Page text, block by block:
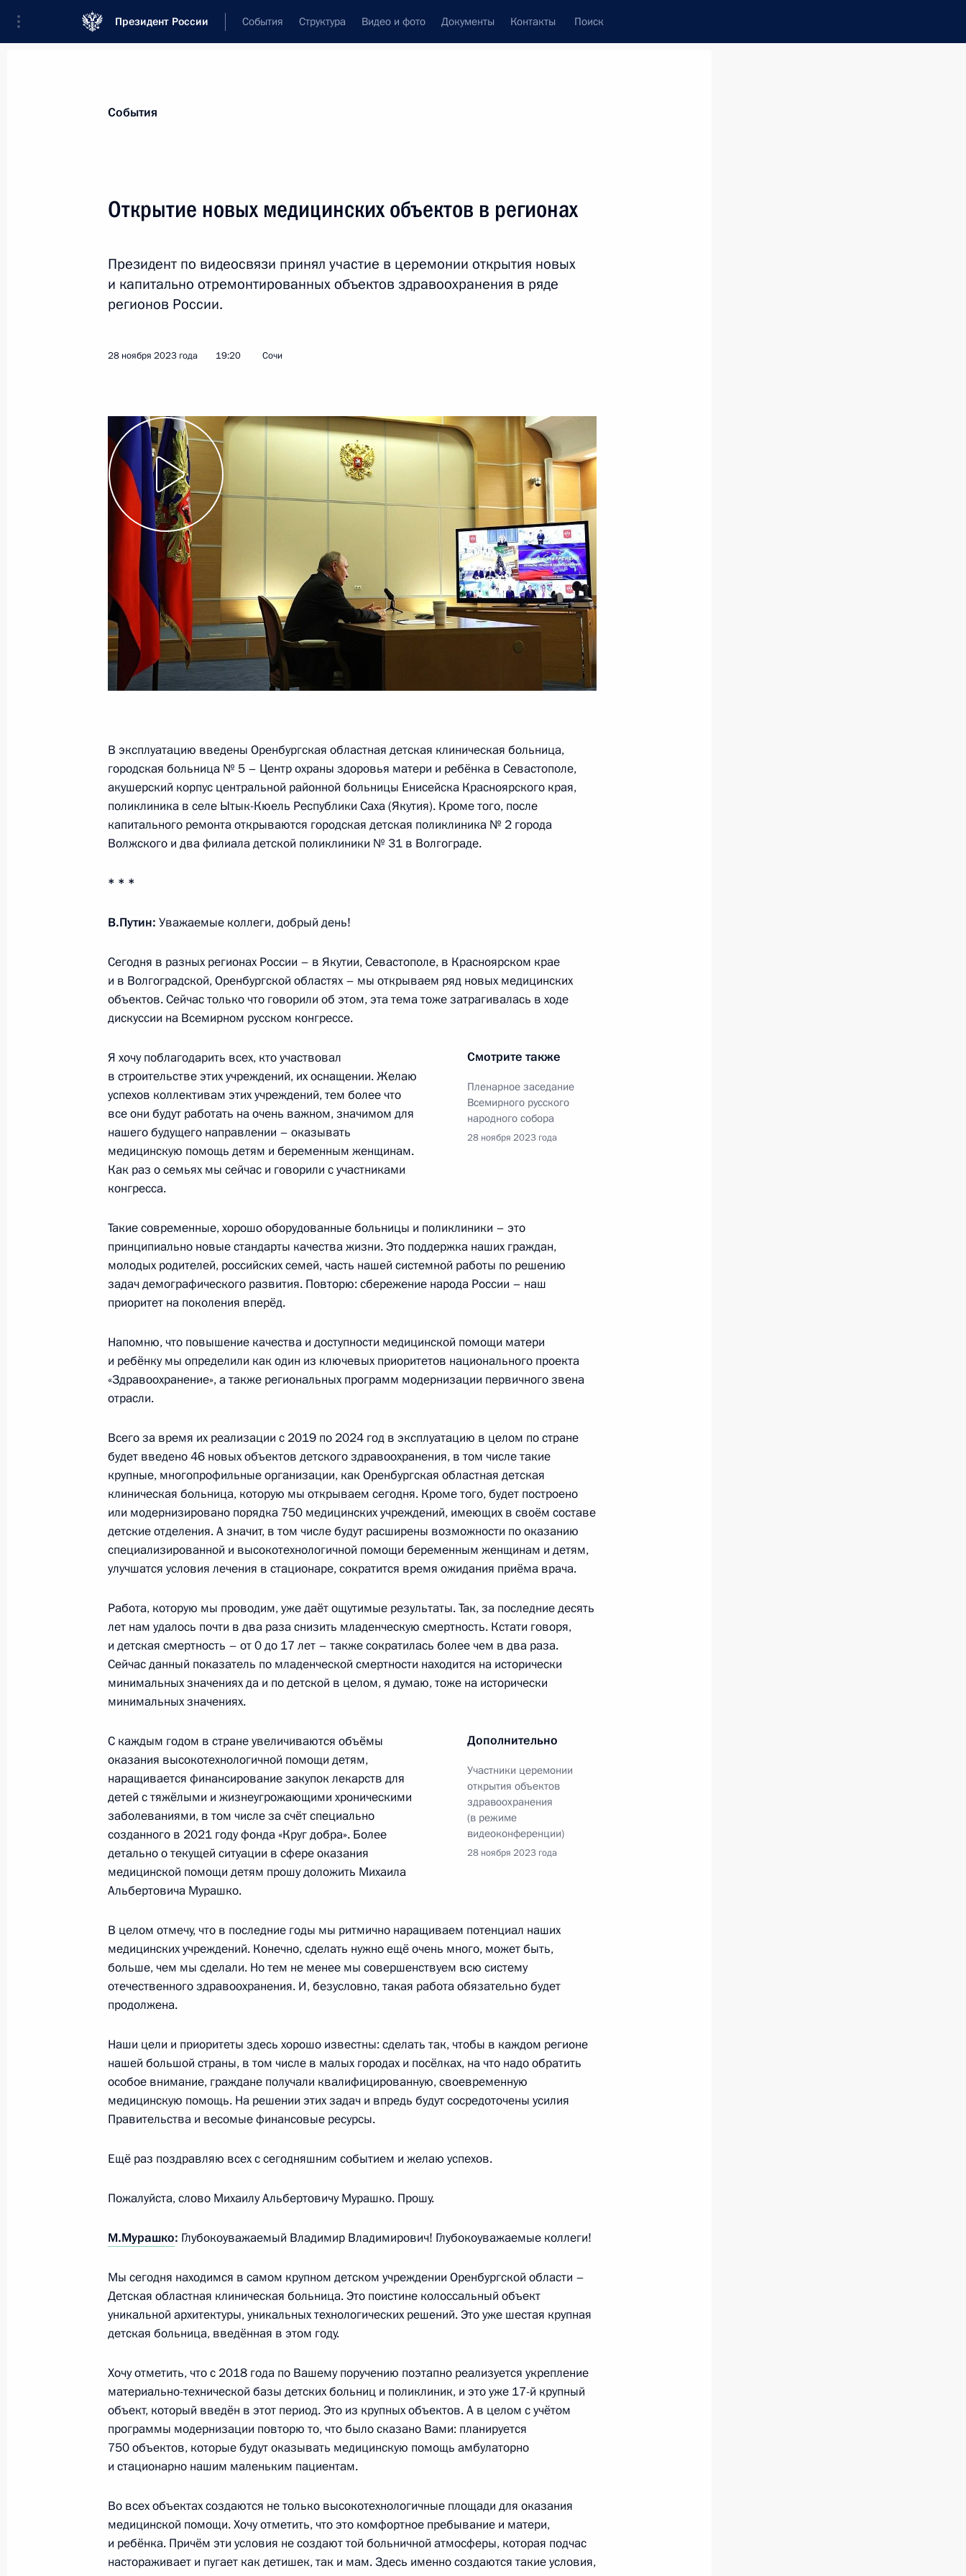
Президент России События Структура Видео и фото Документы Контакты Поиск
Встреча с губернатором Оренбургской области Евгением
26 марта 2025 года, 22:35
Встреча с Евгением Солнцевым
26 марта 2025 года, 21:55
Встреча с Денисом Паслером
26 марта 2025 года, 21:50
Совещание с членами Правительства
23 января 2025 года, 18:00
Встреча с губернатором Оренбургской области Денисом
Паслером
29 мая 2024 года, 13:10
24 апреля 2024 года, 15:40
Совещание по вопросам ликвидации последствий паводков
11 апреля 2024 года, 17:00
Президенту доложено о ситуации с паводками в Оренбургской,
Курганской и Тюменской областях
9 апреля 2024 года, 14:00
Президент продолжает получать доклады о развитии ситуации
8 апреля 2024 года, 11:25
Президент получил доклады о ситуации с паводками в Алтайском
3 апреля 2024 года, 15:30
28 ноября 2023 года, 19:20
Военные учения «Центр-2019»
20 сентября 2019 года, 11:45
19 сентября 2019 года, 23:30
Поездка в Оренбургскую область. Военные учения «Центр-2019»
19 − 20 сентября 2019 года
20 сентября Владимир Путин посетит основной этап
стратегического командно-штабного учения «Центр-2019»
и встретится с Президентом Киргизии Сооронбаем Жээнбековым
19 сентября 2019 года, 15:00
8 августа 2019 года, 14:50
Денис Паслер назначен временно исполняющим обязанности
губернатора Оренбургской области
21 марта 2019 года, 11:30
Встреча с Денисом Паслером
21 марта 2019 года, 11:30
Перечень поручений по итогам встречи с представителями
25 октября 2016 года, 11:00
Встреча с представителями деловых кругов Оренбургской
области
Поездка в Оренбургскую область
3 октября 2016 года
Посещение государственного природного заповедника
«Оренбургский»
3 октября 2016 года, 17:50
События
Открытие новых медицинских объектов в регионах
Президент по видеосвязи принял участие в церемонии открытия новых
и капитально отремонтированных объектов здравоохранения в ряде
регионов России.
28 ноября 2023 года 19:20 Сочи
В эксплуатацию введены Оренбургская областная детская клиническая больница,
городская больница № 5 – Центр охраны здоровья матери и ребёнка в Севастополе,
акушерский корпус центральной районной больницы Енисейска Красноярского края,
поликлиника в селе Ытык-Кюель Республики Саха (Якутия). Кроме того, после
капитального ремонта открываются городская детская поликлиника № 2 города
Волжского и два филиала детской поликлиники № 31 в Волгограде.
* * *
В.Путин: Уважаемые коллеги, добрый день!
Сегодня в разных регионах России – в Якутии, Севастополе, в Красноярском крае
и в Волгоградской, Оренбургской областях – мы открываем ряд новых медицинских
объектов. Сейчас только что говорили об этом, эта тема тоже затрагивалась в ходе
дискуссии на Всемирном русском конгрессе.
Смотрите также
Пленарное заседание
Всемирного русского
народного собора
28 ноября 2023 года
Я хочу поблагодарить всех, кто участвовал
в строительстве этих учреждений, их оснащении. Желаю
успехов коллективам этих учреждений, тем более что
все они будут работать на очень важном, значимом для
нашего будущего направлении – оказывать
медицинскую помощь детям и беременным женщинам.
Как раз о семьях мы сейчас и говорили с участниками
конгресса.
Такие современные, хорошо оборудованные больницы и поликлиники – это
принципиально новые стандарты качества жизни. Это поддержка наших граждан,
молодых родителей, российских семей, часть нашей системной работы по решению
задач демографического развития. Повторю: сбережение народа России – наш
приоритет на поколения вперёд.
Напомню, что повышение качества и доступности медицинской помощи матери
и ребёнку мы определили как один из ключевых приоритетов национального проекта
«Здравоохранение», а также региональных программ модернизации первичного звена
отрасли.
Всего за время их реализации с 2019 по 2024 год в эксплуатацию в целом по стране
будет введено 46 новых объектов детского здравоохранения, в том числе такие
крупные, многопрофильные организации, как Оренбургская областная детская
клиническая больница, которую мы открываем сегодня. Кроме того, будет построено
или модернизировано порядка 750 медицинских учреждений, имеющих в своём составе
детские отделения. А значит, в том числе будут расширены возможности по оказанию
специализированной и высокотехнологичной помощи беременным женщинам и детям,
улучшатся условия лечения в стационаре, сократится время ожидания приёма врача.
Работа, которую мы проводим, уже даёт ощутимые результаты. Так, за последние десять
лет нам удалось почти в два раза снизить младенческую смертность. Кстати говоря,
и детская смертность – от 0 до 17 лет – также сократилась более чем в два раза.
Сейчас данный показатель по младенческой смертности находится на исторически
минимальных значениях да и по детской в целом, я думаю, тоже на исторически
минимальных значениях.
Дополнительно
Участники церемонии
открытия объектов
здравоохранения
(в режиме
видеоконференции)
28 ноября 2023 года
С каждым годом в стране увеличиваются объёмы
оказания высокотехнологичной помощи детям,
наращивается финансирование закупок лекарств для
детей с тяжёлыми и жизнеугрожающими хроническими
заболеваниями, в том числе за счёт специально
созданного в 2021 году фонда «Круг добра». Более
детально о текущей ситуации в сфере оказания
медицинской помощи детям прошу доложить Михаила
Альбертовича Мурашко.
В целом отмечу, что в последние годы мы ритмично наращиваем потенциал наших
медицинских учреждений. Конечно, сделать нужно ещё очень много, может быть,
больше, чем мы сделали. Но тем не менее мы совершенствуем всю систему
отечественного здравоохранения. И, безусловно, такая работа обязательно будет
продолжена.
Наши цели и приоритеты здесь хорошо известны: сделать так, чтобы в каждом регионе
нашей большой страны, в том числе в малых городах и посёлках, на что надо обратить
особое внимание, граждане получали квалифицированную, своевременную
медицинскую помощь. На решении этих задач и впредь будут сосредоточены усилия
Правительства и весомые финансовые ресурсы.
Ещё раз поздравляю всех с сегодняшним событием и желаю успехов.
Пожалуйста, слово Михаилу Альбертовичу Мурашко. Прошу.
М.Мурашко: Глубокоуважаемый Владимир Владимирович! Глубокоуважаемые коллеги!
Мы сегодня находимся в самом крупном детском учреждении Оренбургской области –
Детская областная клиническая больница. Это поистине колоссальный объект
уникальной архитектуры, уникальных технологических решений. Это уже шестая крупная
детская больница, введённая в этом году.
Хочу отметить, что с 2018 года по Вашему поручению поэтапно реализуется укрепление
материально-технической базы детских больниц и поликлиник, и это уже 17-й крупный
объект, который введён в этот период. Это из крупных объектов. А в целом с учётом
программы модернизации повторю то, что было сказано Вами: планируется
750 объектов, которые будут оказывать медицинскую помощь амбулаторно
и стационарно нашим маленьким пациентам.
Во всех объектах создаются не только высокотехнологичные площади для оказания
медицинской помощи. Хочу отметить, что это комфортное пребывание и матери,
и ребёнка. Причём эти условия не создают той больничной атмосферы, которая подчас
настораживает и пугает как детишек, так и мам. Здесь именно создаются такие условия,